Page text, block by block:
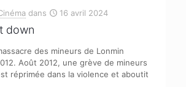
dans 16 avril 2024
down
des mineurs de Lonmin
Août 2012, une grève de mineurs
réprimée dans la violence et aboutit